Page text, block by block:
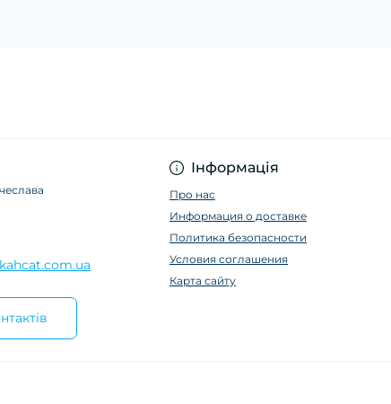
Інформація
Про нас
Информация о доставке
Политика безопасности
Условия соглашения
Карта сайту